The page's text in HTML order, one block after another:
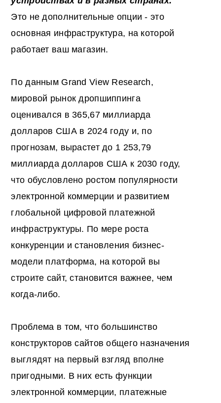
Это не дополнительные опции - это
основная инфраструктура, на которой
работает ваш магазин.
По данным Grand View Research,
мировой рынок дропшиппинга
оценивался в 365,67 миллиарда
долларов США в 2024 году и, по
прогнозам, вырастет до 1 253,79
миллиарда долларов США к 2030 году,
что обусловлено ростом популярности
электронной коммерции и развитием
глобальной цифровой платежной
инфраструктуры. По мере роста
конкуренции и становления бизнес-
модели платформа, на которой вы
строите сайт, становится важнее, чем
когда-либо.
Проблема в том, что большинство
конструкторов сайтов общего назначения
выглядят на первый взгляд вполне
пригодными. В них есть функции
электронной коммерции, платежные